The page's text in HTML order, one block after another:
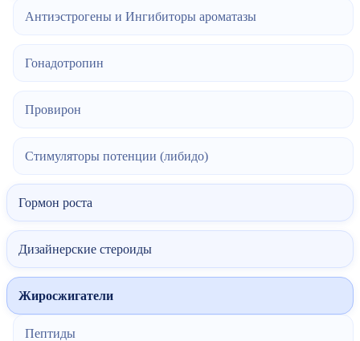
Антиэстрогены и Ингибиторы ароматазы
Гонадотропин
Провирон
Стимуляторы потенции (либидо)
Гормон роста
Дизайнерские стероиды
Жиросжигатели
Пептиды